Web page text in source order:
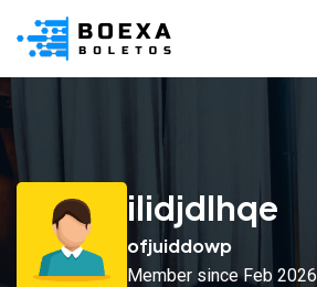
ilidjdlhqe
ofjuiddowp
Member since Feb 2026